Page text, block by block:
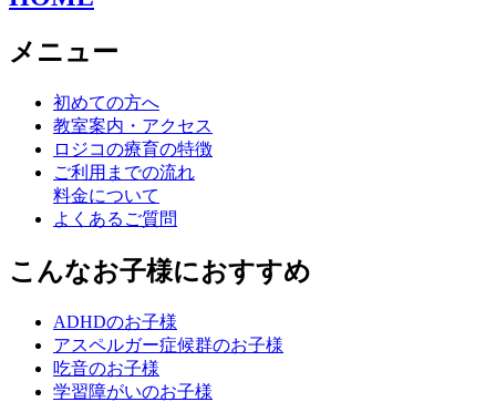
メニュー
初めての方へ
教室案内・アクセス
ロジコの療育の特徴
ご利用までの流れ
料金について
よくあるご質問
こんなお子様におすすめ
ADHDのお子様
アスペルガー症候群のお子様
吃音のお子様
学習障がいのお子様